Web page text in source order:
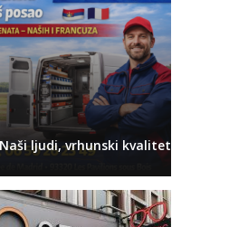
Naši ljudi, vrhunski kvalitet